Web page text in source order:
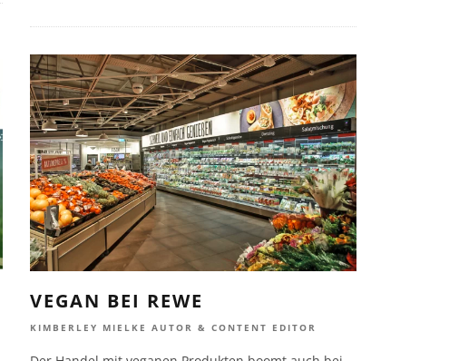
VEGAN BEI REWE
KIMBERLEY MIELKE AUTOR & CONTENT EDITOR